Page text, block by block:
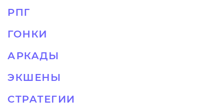
РПГ
ГОНКИ
АРКАДЫ
ЭКШЕНЫ
СТРАТЕГИИ